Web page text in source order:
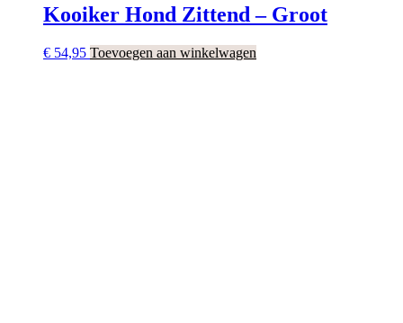
Kooiker Hond Zittend – Groot
€ 54,95 Toevoegen aan winkelwagen